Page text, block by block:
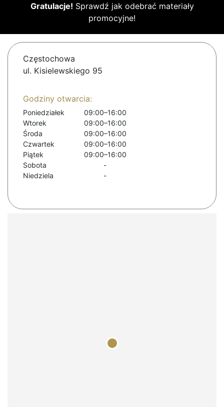
Gratulacje! Sprawdź jak odebrać materiały
promocyjne!
Częstochowa
ul. Kisielewskiego 95
Godziny otwarcia:
Poniedziałek
09:00–16:00
Wtorek
09:00–16:00
Środa
09:00–16:00
Czwartek
09:00–16:00
Piątek
09:00–16:00
Sobota
-
Niedziela
-